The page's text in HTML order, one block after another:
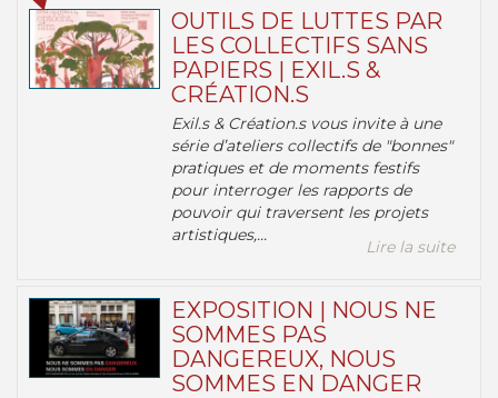
OUTILS DE LUTTES PAR
LES COLLECTIFS SANS
PAPIERS | EXIL.S &
CRÉATION.S
Exil.s & Création.s vous invite à une
série d’ateliers collectifs de "bonnes"
pratiques et de moments festifs
pour interroger les rapports de
pouvoir qui traversent les projets
artistiques,...
Lire la suite
EXPOSITION | NOUS NE
SOMMES PAS
DANGEREUX, NOUS
SOMMES EN DANGER